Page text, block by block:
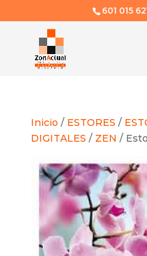
601 015
Inicio / ESTORES /
DIGITALES / ZEN /